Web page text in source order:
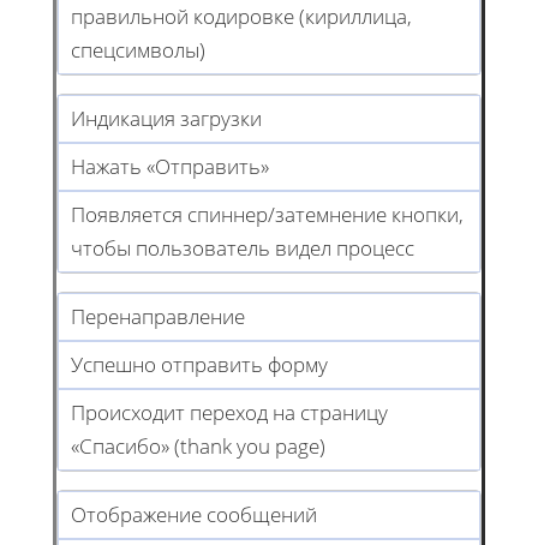
правильной кодировке (кириллица,
спецсимволы)
Индикация загрузки
Нажать «Отправить»
Появляется спиннер/затемнение кнопки,
чтобы пользователь видел процесс
Перенаправление
Успешно отправить форму
Происходит переход на страницу
«Спасибо» (thank you page)
Отображение сообщений